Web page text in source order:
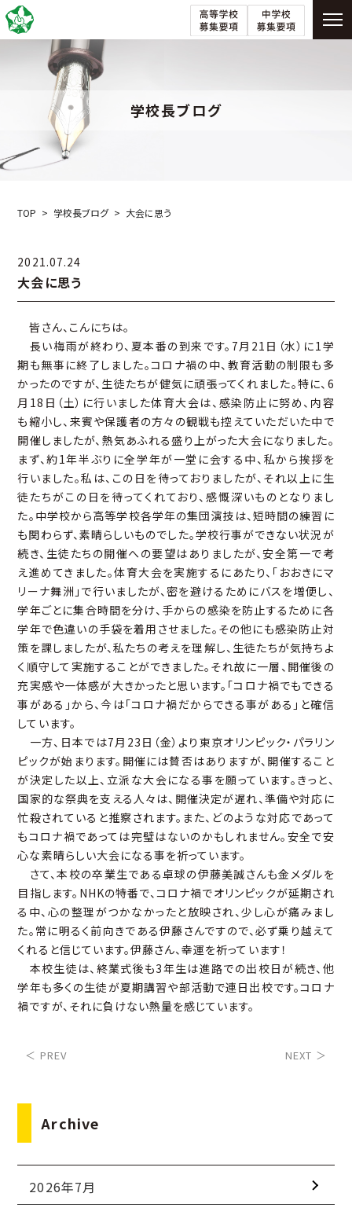
学校長ブログ
TOP 学校長ブログ 大会に思う
2021.07.24
大会に思う
皆さん、こんにちは。
長い梅雨が終わり、夏本番の到来です。7月21日（水）に1学
期も無事に終了しました。コロナ禍の中、教育活動の制限も多
かったのですが、生徒たちが健気に頑張ってくれました。特に、6
月18日（土）に行いました体育大会は、感染防止に努め、内容
も縮小し、来賓や保護者の方々の観戦も控えていただいた中で
開催しましたが、熱気あふれる盛り上がった大会になりました。
まず、約1年半ぶりに全学年が一堂に会する中、私から挨拶を
行いました。私は、この日を待っておりましたが、それ以上に生
徒たちがこの日を待ってくれており、感慨深いものとなりまし
た。中学校から高等学校各学年の集団演技は、短時間の練習に
も関わらず、素晴らしいものでした。学校行事ができない状況が
続き、生徒たちの開催への要望はありましたが、安全第一で考
え進めてきました。体育大会を実施するにあたり、「おおきにマ
リーナ舞洲」で行いましたが、密を避けるためにバスを増便し、
学年ごとに集合時間を分け、手からの感染を防止するために各
学年で色違いの手袋を着用させました。その他にも感染防止対
策を課しましたが、私たちの考えを理解し、生徒たちが気持ちよ
く順守して実施することができました。それ故に一層、開催後の
充実感や一体感が大きかったと思います。「コロナ禍でもできる
事がある」から、今は「コロナ禍だからできる事がある」と確信
しています。
一方、日本では7月23日（金）より東京オリンピック・パラリン
ピックが始まります。開催には賛否はありますが、開催すること
が決定した以上、立派な大会になる事を願っています。きっと、
国家的な祭典を支える人々は、開催決定が遅れ、準備や対応に
忙殺されていると推察されます。また、どのような対応であって
もコロナ禍であっては完璧はないのかもしれません。安全で安
心な素晴らしい大会になる事を祈っています。
さて、本校の卒業生である卓球の伊藤美誠さんも金メダルを
目指します。NHKの特番で、コロナ禍でオリンピックが延期され
る中、心の整理がつかなかったと放映され、少し心が痛みまし
た。常に明るく前向きである伊藤さんですので、必ず乗り越えて
くれると信じています。伊藤さん、幸運を祈っています！
本校生徒は、終業式後も3年生は進路での出校日が続き、他
学年も多くの生徒が夏期講習や部活動で連日出校です。コロナ
禍ですが、それに負けない熱量を感じています。
＜ PREV NEXT ＞
Archive
2026年7月